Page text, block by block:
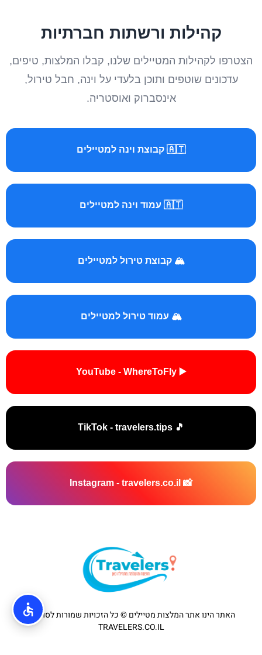
קהילות ורשתות חברתיות
הצטרפו לקהילות המטיילים שלנו, קבלו המלצות, טיפים,
עדכונים שוטפים ותוכן בלעדי על וינה, חבל טירול,
אינסברוק ואוסטריה.
🇦🇹 קבוצת וינה למטיילים
🇦🇹 עמוד וינה למטיילים
🏔️ קבוצת טירול למטיילים
🏔️ עמוד טירול למטיילים
▶️ YouTube - WhereToFly
🎵 TikTok - travelers.tips
📸 Instagram - travelers.co.il
האתר הינו אתר המלצות מטיילים © כל הזכויות שמורות לסוכנות
TRAVELERS.CO.IL